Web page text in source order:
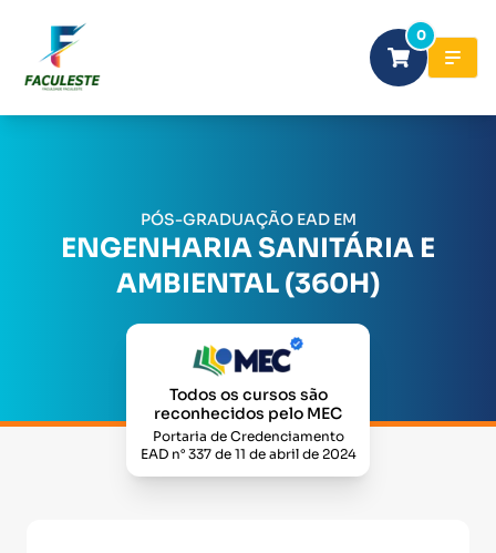
0
PÓS-GRADUAÇÃO EAD EM
ENGENHARIA SANITÁRIA E
AMBIENTAL (360H)
Todos os cursos são
reconhecidos pelo MEC
Portaria de Credenciamento
EAD n° 337 de 11 de abril de 2024